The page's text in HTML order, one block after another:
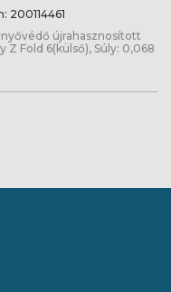
200114461
újrahasznosított
Z Fold 6(külső), Súly: 0,068